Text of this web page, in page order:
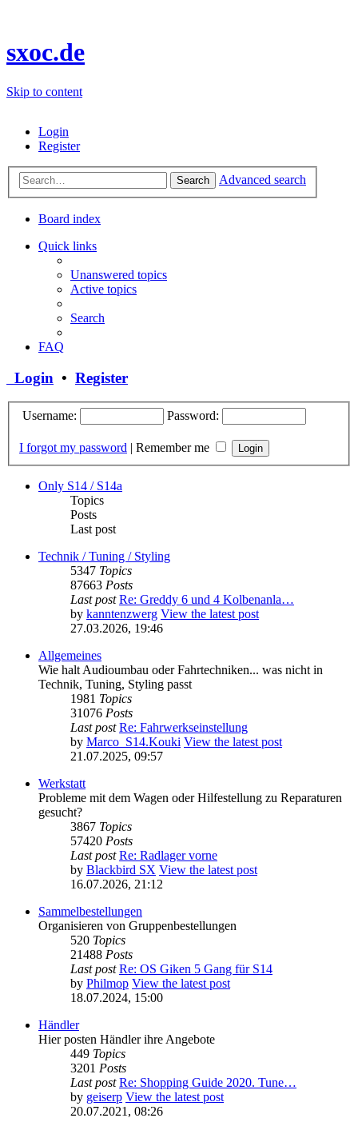
sxoc.de
Skip to content
Login
Register
Search Advanced search
Board index
Quick links
Unanswered topics
Active topics
Search
FAQ
Login • Register
Username: Password:
I forgot my password | Remember me
Only S14 / S14a
Topics
Posts
Last post
Technik / Tuning / Styling
5347 Topics
87663 Posts
Last post Re: Greddy 6 und 4 Kolbenanla…
by kanntenzwerg View the latest post
27.03.2026, 19:46
Allgemeines
Wie halt Audioumbau oder Fahrtechniken... was nicht in
Technik, Tuning, Styling passt
1981 Topics
31076 Posts
Last post Re: Fahrwerkseinstellung
by Marco_S14.Kouki View the latest post
21.07.2025, 09:57
Werkstatt
Probleme mit dem Wagen oder Hilfestellung zu Reparaturen
gesucht?
3867 Topics
57420 Posts
Last post Re: Radlager vorne
by Blackbird SX View the latest post
16.07.2026, 21:12
Sammelbestellungen
Organisieren von Gruppenbestellungen
520 Topics
21488 Posts
Last post Re: OS Giken 5 Gang für S14
by Philmop View the latest post
18.07.2024, 15:00
Händler
Hier posten Händler ihre Angebote
449 Topics
3201 Posts
Last post Re: Shopping Guide 2020. Tune…
by geiserp View the latest post
20.07.2021, 08:26